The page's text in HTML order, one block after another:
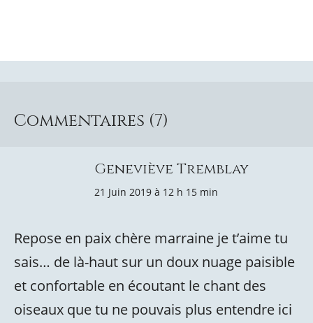
Commentaires (7)
Geneviève Tremblay
21 Juin 2019 à 12 h 15 min
Repose en paix chère marraine je t’aime tu
sais… de là-haut sur un doux nuage paisible
et confortable en écoutant le chant des
oiseaux que tu ne pouvais plus entendre ici